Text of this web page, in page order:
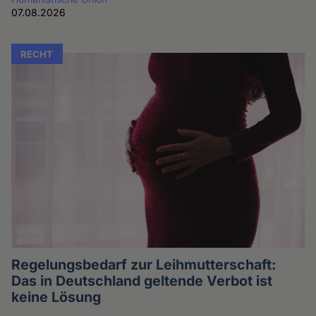
07.08.2026
RECHT
Regelungsbedarf zur Leihmutterschaft:
Das in Deutschland geltende Verbot ist
keine Lösung